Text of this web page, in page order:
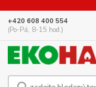
+420 608 400 554
(Po-Pá, 8-15 hod.)